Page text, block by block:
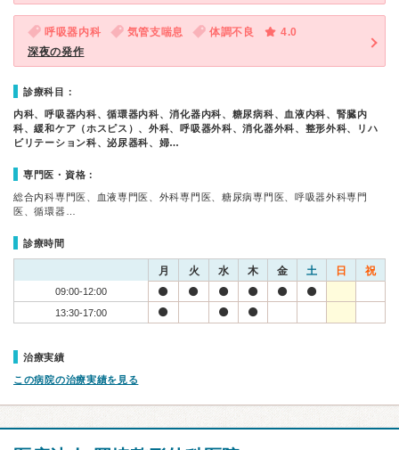
呼吸器内科 気管支喘息 体調不良
4.0
深夜の発作
診療科目：
内科、呼吸器内科、循環器内科、消化器内科、糖尿病科、血液内科、腎臓内
科、緩和ケア（ホスピス）、外科、呼吸器外科、消化器外科、整形外科、リハ
ビリテーション科、泌尿器科、婦…
専門医・資格：
総合内科専門医、血液専門医、外科専門医、糖尿病専門医、呼吸器外科専門
医、循環器…
診療時間
月 火 水 木 金 土 日 祝
09:00-12:00
13:30-17:00
治療実績
この病院の治療実績を見る